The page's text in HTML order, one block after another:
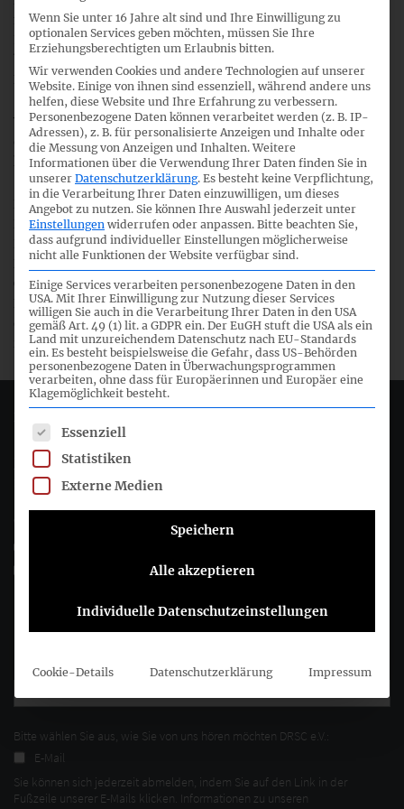
mehrheitlich gar keinen Änderungsbedarf sieht, da die vom
IASB und IFRS IC zugrundeliegende Auslegung der
betroffenen Regelung in IFRS 9.B4.1.11(b), insb. der
Bedeutung von „Kompensation“ nicht geteilt wird.
Wir stellen fest, dass IASB und IFRS IC aber mehrheitlich zu
einer anderen Auffassung gelangten und angesichts ihrer
konkreten Auslegung Änderungsbedarf für IFRS 9 sehen.
Daher stimmen wir dem IASB insoweit zu, als die zur
Diskussion stehenden Instrumente mit beidseitigen
Kündigungs- und Entschädigungsklauseln für eine
Bewertung at amortised cost (oder at Fair Value through
OCI) – vorbehaltlich des Geschäftsmodellkriteriums – in
Betracht kommen sollten. Jedoch halten wir den Vorschlag
einer Ausnahmeregelung, die selektiv und ggf. willkürlich
ist, für nicht vorzugswürdig.
Joachimsthaler Str. 34
10719 Berlin
Folgen Sie dem DRSC
DRSC-Newsletter abonnieren
Bitte wählen Sie aus, wie Sie von uns hören möchten DRSC e.V.:
E-Mail
Sie können sich jederzeit abmelden, indem Sie auf den Link in der
Fußzeile unserer E-Mails klicken. Informationen zu unseren
Wenn Sie unter 16 Jahre alt sind und Ihre Einwilligung zu
optionalen Services geben möchten, müssen Sie Ihre
Erziehungsberechtigten um Erlaubnis bitten.
Wir verwenden Cookies und andere Technologien auf unserer
Website. Einige von ihnen sind essenziell, während andere uns
helfen, diese Website und Ihre Erfahrung zu verbessern.
Personenbezogene Daten können verarbeitet werden (z. B. IP-
Adressen), z. B. für personalisierte Anzeigen und Inhalte oder
die Messung von Anzeigen und Inhalten. Weitere
Informationen über die Verwendung Ihrer Daten finden Sie in
unserer Datenschutzerklärung. Es besteht keine Verpflichtung,
in die Verarbeitung Ihrer Daten einzuwilligen, um dieses
Angebot zu nutzen. Sie können Ihre Auswahl jederzeit unter
Einstellungen widerrufen oder anpassen. Bitte beachten Sie,
dass aufgrund individueller Einstellungen möglicherweise
nicht alle Funktionen der Website verfügbar sind.
Einige Services verarbeiten personenbezogene Daten in den
USA. Mit Ihrer Einwilligung zur Nutzung dieser Services
willigen Sie auch in die Verarbeitung Ihrer Daten in den USA
gemäß Art. 49 (1) lit. a GDPR ein. Der EuGH stuft die USA als ein
Land mit unzureichendem Datenschutz nach EU-Standards
ein. Es besteht beispielsweise die Gefahr, dass US-Behörden
personenbezogene Daten in Überwachungsprogrammen
verarbeiten, ohne dass für Europäerinnen und Europäer eine
Klagemöglichkeit besteht.
Es folgt eine Liste der Service-Gruppen, für die eine
Essenziell
Statistiken
Externe Medien
Speichern
Alle akzeptieren
Individuelle Datenschutzeinstellungen
Cookie-Details Datenschutzerklärung Impressum